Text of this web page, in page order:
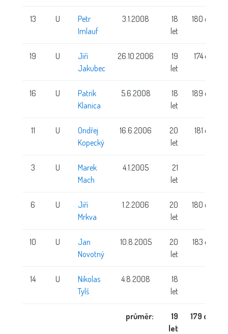
13 U
Petr
Imlauf
3.1.2008
18
let
180 cm
19 U
Jiří
Jakubec
26.10.2006
19
let
174 cm
16 U
Patrik
Klanica
5.6.2008
18
let
189 cm
11 U
Ondřej
Kopecký
16.6.2006
20
let
181 cm
3 U
Marek
Mach
4.1.2005
21
let
6 U
Jiří
Mrkva
1.2.2006
20
let
180 cm
10 U
Jan
Novotný
10.8.2005
20
let
183 cm
14 U
Nikolas
Tylš
4.8.2008
18
let
průměr:
19
let
179 cm